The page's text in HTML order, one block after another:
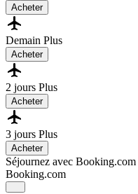
Acheter
Demain Plus
Acheter
2 jours Plus
Acheter
3 jours Plus
Acheter
Séjournez avec Booking.com
Booking.com